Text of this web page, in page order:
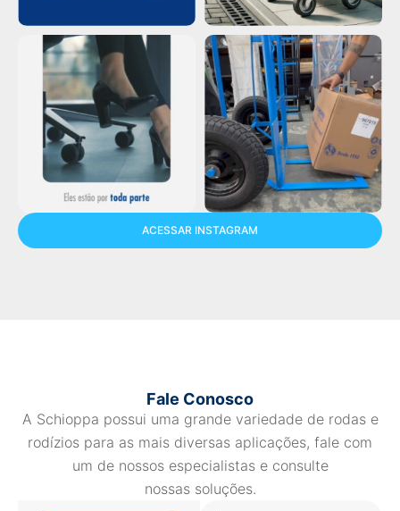
ACESSAR INSTAGRAM
Fale Conosco
A Schioppa possui uma grande variedade de rodas e
rodízios para as mais diversas aplicações, fale com
um de nossos especialistas e consulte
nossas soluções.